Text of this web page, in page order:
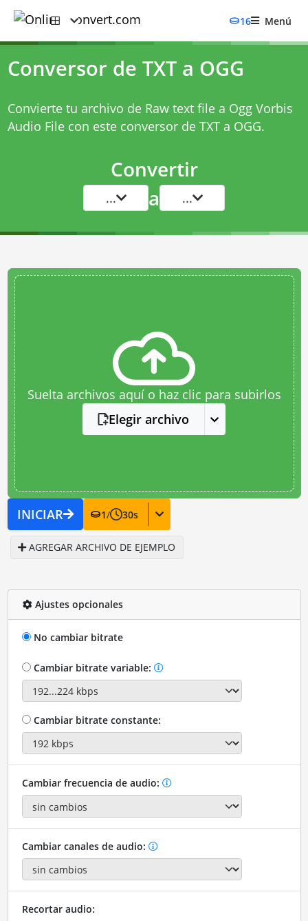
16 Menú
Conversor de TXT a OGG
Convierte tu archivo de Raw text file a Ogg Vorbis
Audio File con este conversor de TXT a OGG.
Convertir
... a ...
Suelta archivos aquí o haz clic para subirlos
Elegir archivo
INICIAR 1/ 30s
AGREGAR ARCHIVO DE EJEMPLO
Ajustes opcionales
No cambiar bitrate
Cambiar bitrate variable:
Cambiar bitrate constante:
Cambiar frecuencia de audio:
Cambiar canales de audio:
Recortar audio: